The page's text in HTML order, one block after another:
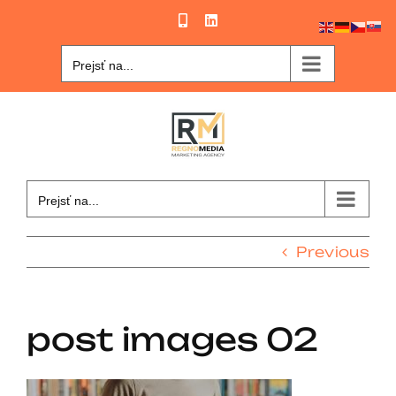
PhoneLinkedIn
Prejsť na...
Prejsť na...
Previous
post images 02